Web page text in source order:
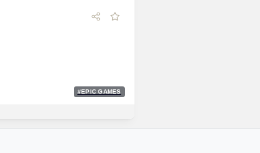
#EPIC GAMES